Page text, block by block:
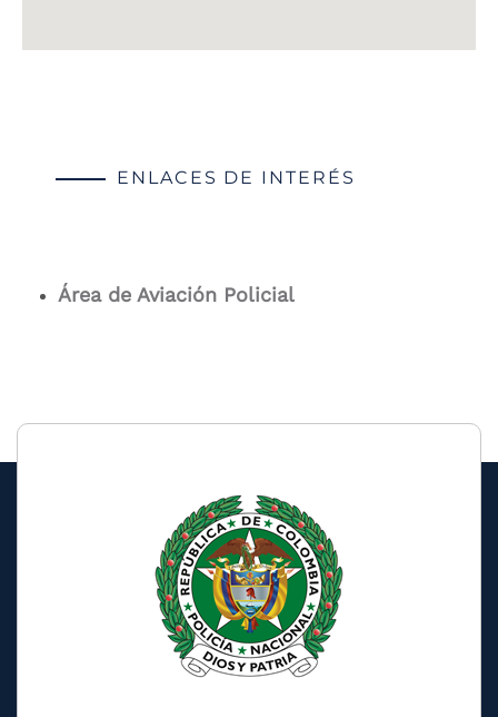
ENLACES DE INTERÉS
Área de Aviación Policial